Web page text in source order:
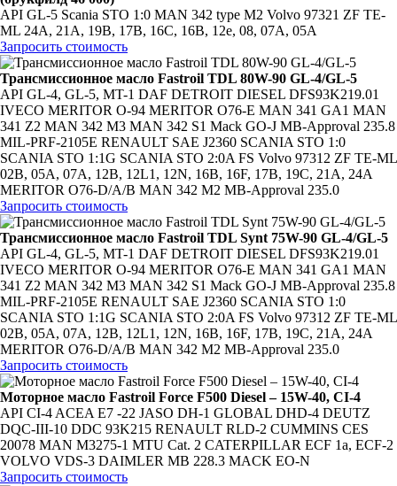
API GL-5 Scania STO 1:0 MAN 342 type M2 Volvo 97321 ZF TE-
ML 24A, 21А, 19В, 17В, 16С, 16B, 12e, 08, 07A, 05A
Запросить стоимость
Трансмиссионное масло Fastroil TDL 80W-90 GL-4/GL-5
API GL-4, GL-5, MT-1 DAF DETROIT DIESEL DFS93K219.01
IVECO MERITOR O-94 MERITOR O76-E MAN 341 GA1 MAN
341 Z2 MAN 342 M3 MAN 342 S1 Mack GO-J MB-Approval 235.8
MIL-PRF-2105E RENAULT SAE J2360 SCANIA STO 1:0
SCANIA STO 1:1G SCANIA STO 2:0A FS Volvo 97312 ZF TE-ML
02B, 05A, 07A, 12B, 12L1, 12N, 16B, 16F, 17B, 19C, 21A, 24A
MERITOR O76-D/A/B MAN 342 M2 MB-Approval 235.0
Запросить стоимость
Трансмиссионное масло Fastroil TDL Synt 75W-90 GL-4/GL-5
API GL-4, GL-5, MT-1 DAF DETROIT DIESEL DFS93K219.01
IVECO MERITOR O-94 MERITOR O76-E MAN 341 GA1 MAN
341 Z2 MAN 342 M3 MAN 342 S1 Mack GO-J MB-Approval 235.8
MIL-PRF-2105E RENAULT SAE J2360 SCANIA STO 1:0
SCANIA STO 1:1G SCANIA STO 2:0A FS Volvo 97312 ZF TE-ML
02B, 05A, 07A, 12B, 12L1, 12N, 16B, 16F, 17B, 19C, 21A, 24A
MERITOR O76-D/A/B MAN 342 M2 MB-Approval 235.0
Запросить стоимость
Моторное масло Fastroil Force F500 Diesel – 15W-40, CI-4
API CI-4 ACEA E7 -22 JASO DH-1 GLOBAL DHD-4 DEUTZ
DQC-III-10 DDC 93K215 RENAULT RLD-2 CUMMINS CES
20078 MAN M3275-1 MTU Cat. 2 CATERPILLAR ECF 1a, ECF-2
VOLVO VDS-3 DAIMLER MB 228.3 MACK EO-N
Запросить стоимость